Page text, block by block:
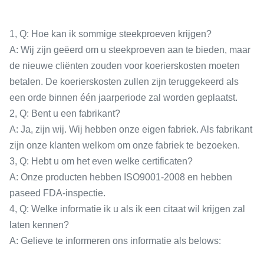
1, Q: Hoe kan ik sommige steekproeven krijgen?
A: Wij zijn geëerd om u steekproeven aan te bieden, maar
de nieuwe cliënten zouden voor koerierskosten moeten
betalen. De koerierskosten zullen zijn teruggekeerd als
een orde binnen één jaarperiode zal worden geplaatst.
2, Q: Bent u een fabrikant?
A: Ja, zijn wij. Wij hebben onze eigen fabriek. Als fabrikant
zijn onze klanten welkom om onze fabriek te bezoeken.
3, Q: Hebt u om het even welke certificaten?
A: Onze producten hebben ISO9001-2008 en hebben
paseed FDA-inspectie.
4, Q: Welke informatie ik u als ik een citaat wil krijgen zal
laten kennen?
A: Gelieve te informeren ons informatie als belows: